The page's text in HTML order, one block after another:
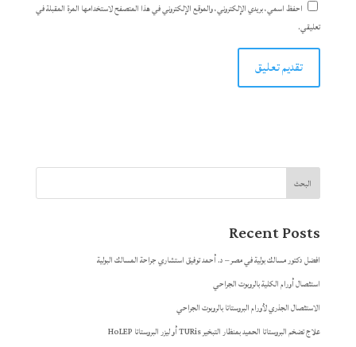
احفظ اسمي، بريدي الإلكتروني، والموقع الإلكتروني في هذا المتصفح لاستخدامها المرة المقبلة في
تعليقي.
البحث
Recent Posts
افضل دكتور مسالك بولية في مصر – د. أحمد توفيق استشاري جراحة المسالك البولية
استئصال أورام الكلية بالروبوت الجراحي
الاستئصال الجذري لأورام البروستاتا بالروبوت الجراحي
علاج تضخم البروستاتا الحميد بمنظار التبخير TURis أو ليزر البروستاتا HoLEP